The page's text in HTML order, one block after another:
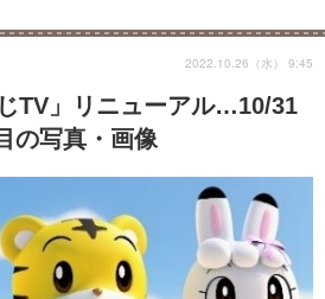
TV」リニューアル…10/31
の写真・画像
2022.10.26（水） 9:45